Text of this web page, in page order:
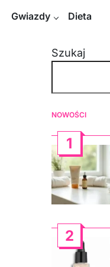
Gwiazdy Dieta
Szukaj
NOWOŚCI
1
2